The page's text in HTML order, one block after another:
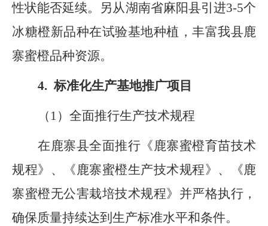
性状能否延续。
另从湖南省麻阳县引进3-5个
冰糖橙新品种在试验基地种植，丰富我县鹿
寨蜜橙品种资源。
4.标准化生产基地推广项目
（ 1）全面推行生产技术规程
在鹿寨县全面推行《鹿寨蜜橙育苗技术
规程》
、 《鹿寨蜜橙生产技术规程》 、
《鹿
寨蜜橙无公害栽培技术规程》并严格执行，
确保质量持续达到生产标准水平和条件。